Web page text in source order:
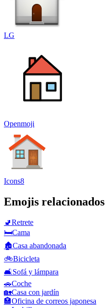
LG
Openmoji
Icons8
Emojis relacionados
🚽Retrete
🛏️Cama
🏚️Casa abandonada
🚲Bicicleta
🛋️Sofá y lámpara
🚗Coche
🏡Casa con jardín
🏣Oficina de correos japonesa